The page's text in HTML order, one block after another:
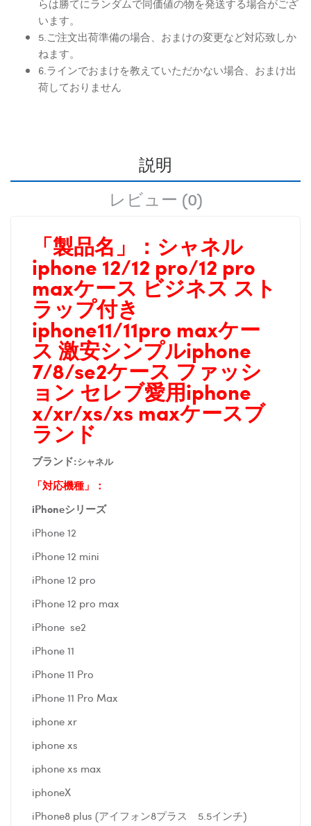
らは勝てにランダムで同価値の物を発送する場合がござ
います。
5.ご注文出荷準備の場合、おまけの変更など対応致しか
ねます。
6.ラインでおまけを教えていただかない場合、おまけ出
荷しておりません
説明
レビュー (0)
「製品名」： シャネル
iphone 12/12 pro/12 pro
maxケース ビジネス スト
ラップ付き
iphone11/11pro maxケー
ス 激安シンプルiphone
7/8/se2ケース ファッシ
ョン セレブ愛用iphone
x/xr/xs/xs maxケースブ
ランド
ブランド:シャネル
「対応機種」：
iPhoneシリーズ
iPhone 12
iPhone 12 mini
iPhone 12 pro
iPhone 12 pro max
iPhone se2
iPhone 11
iPhone 11 Pro
iPhone 11 Pro Max
iphone xr
iphone xs
iphone xs max
iphoneX
iPhone8 plus (アイフォン8プラス 5.5インチ)